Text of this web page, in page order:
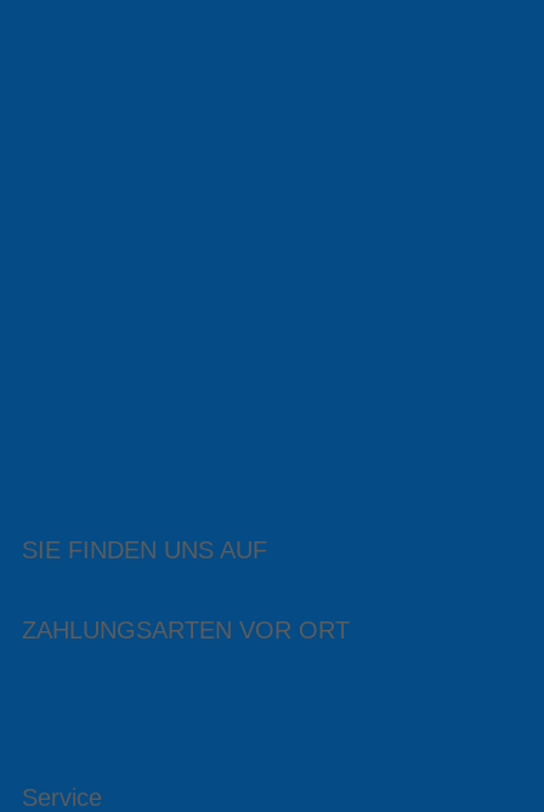
SIE FINDEN UNS AUF
ZAHLUNGSARTEN VOR ORT
Service